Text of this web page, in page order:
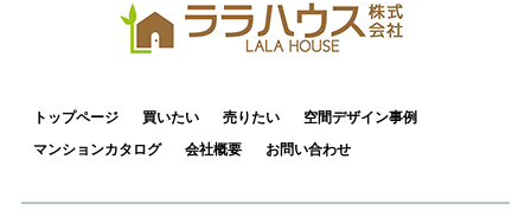
トップページ 買いたい 売りたい
空間デザイン事例
マンションカタログ
会社概要 お問い合わせ